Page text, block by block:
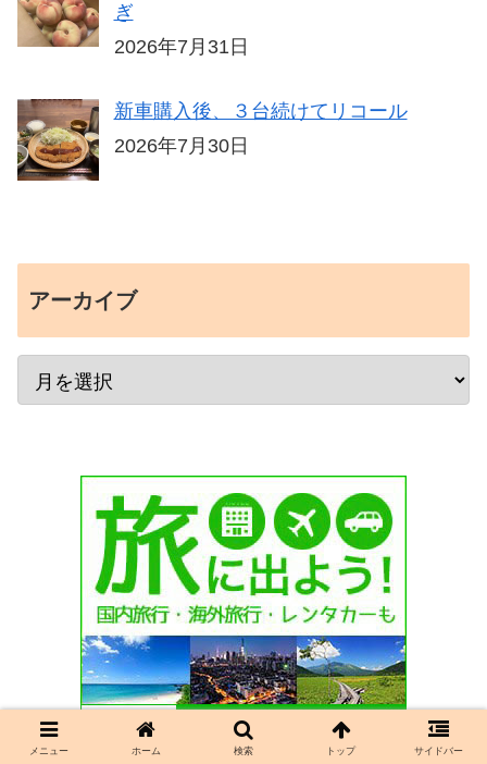
ぎ
2026年7月31日
新車購入後、３台続けてリコール
2026年7月30日
アーカイブ
メニュー ホーム 検索 トップ サイドバー